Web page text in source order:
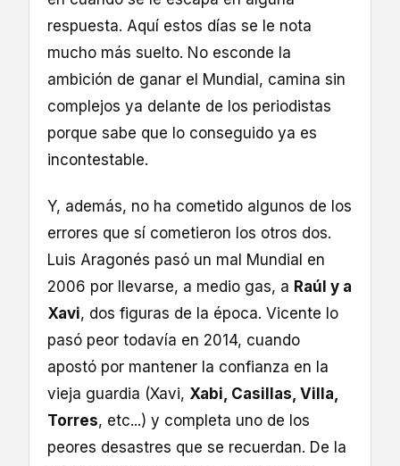
respuesta. Aquí estos días se le nota
mucho más suelto. No esconde la
ambición de ganar el Mundial, camina sin
complejos ya delante de los periodistas
porque sabe que lo conseguido ya es
incontestable.
Y, además, no ha cometido algunos de los
errores que sí cometieron los otros dos.
Luis Aragonés pasó un mal Mundial en
2006 por llevarse, a medio gas, a Raúl y a
Xavi, dos figuras de la época. Vicente lo
pasó peor todavía en 2014, cuando
apostó por mantener la confianza en la
vieja guardia (Xavi, Xabi, Casillas, Villa,
Torres, etc...) y completa uno de los
peores desastres que se recuerdan. De la